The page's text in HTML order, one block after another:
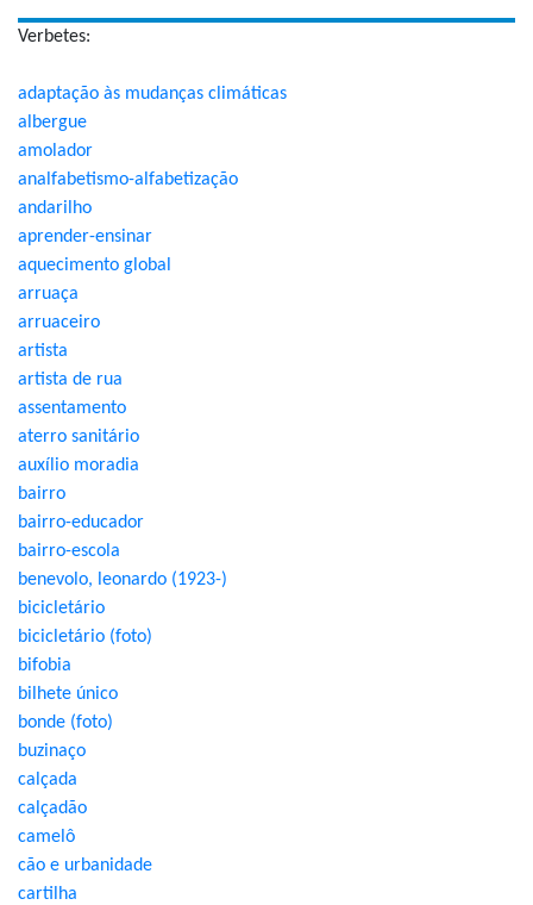
Verbetes:
adaptação às mudanças climáticas
albergue
amolador
analfabetismo-alfabetização
andarilho
aprender-ensinar
aquecimento global
arruaça
arruaceiro
artista
artista de rua
assentamento
aterro sanitário
auxílio moradia
bairro
bairro-educador
bairro-escola
benevolo, leonardo (1923-)
bicicletário
bicicletário (foto)
bifobia
bilhete único
bonde (foto)
buzinaço
calçada
calçadão
camelô
cão e urbanidade
cartilha